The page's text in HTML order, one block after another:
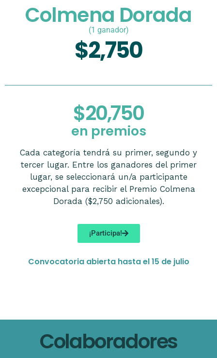
Colmena Dorada
(1 ganador)
$2,750
$20,750
en premios
Cada categoría tendrá su primer, segundo y
tercer lugar. Entre los ganadores del primer
lugar, se seleccionará un/a participante
excepcional para recibir el Premio Colmena
Dorada ($2,750 adicionales).
¡Participa!
Convocatoria abierta hasta el 15 de julio
Colaboradores